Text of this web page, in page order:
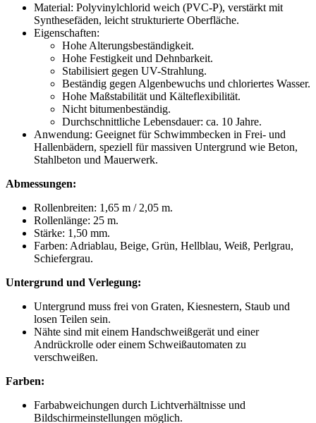
Material: Polyvinylchlorid weich (PVC-P), verstärkt mit
Synthesefäden, leicht strukturierte Oberfläche.
Eigenschaften:
Hohe Alterungsbeständigkeit.
Hohe Festigkeit und Dehnbarkeit.
Stabilisiert gegen UV-Strahlung.
Beständig gegen Algenbewuchs und chloriertes Wasser.
Hohe Maßstabilität und Kälteflexibilität.
Nicht bitumenbeständig.
Durchschnittliche Lebensdauer: ca. 10 Jahre.
Anwendung: Geeignet für Schwimmbecken in Frei- und
Hallenbädern, speziell für massiven Untergrund wie Beton,
Stahlbeton und Mauerwerk.
Abmessungen:
Rollenbreiten: 1,65 m / 2,05 m.
Rollenlänge: 25 m.
Stärke: 1,50 mm.
Farben: Adriablau, Beige, Grün, Hellblau, Weiß, Perlgrau,
Schiefergrau.
Untergrund und Verlegung:
Untergrund muss frei von Graten, Kiesnestern, Staub und
losen Teilen sein.
Nähte sind mit einem Handschweißgerät und einer
Andrückrolle oder einem Schweißautomaten zu
verschweißen.
Farben:
Farbabweichungen durch Lichtverhältnisse und
Bildschirmeinstellungen möglich.